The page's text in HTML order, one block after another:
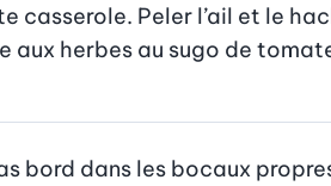
casserole. Peler l’ail et le
aux herbes au sugo de
bord dans les bocaux